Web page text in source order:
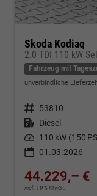
Skoda Kodiaq
2.0 TDI 110 kW
Fahrzeug mit
unverbindliche
Fahrzeugnr. 53810
Kraftstoff Diesel
Leistung 110 kW (150
01.03.2026
44.229,– €
incl. 19% MwSt.